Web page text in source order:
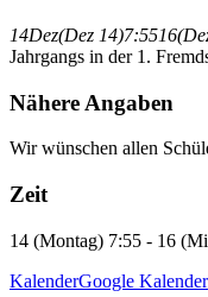
14Dez(Dez 14)7:5516
Jahrgangs in der 1.
Nähere Angaben
Wir wünschen allen
Zeit
14 (Montag) 7:55 - 16
KalenderGoogle Kalender